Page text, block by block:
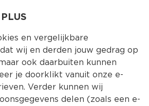
Kies jouw
Producten
en vergelijkbare
wij en derden jouw gedrag op
ook daarbuiten kunnen
je doorklikt vanuit onze e-
Verder kunnen wij
delen (zoals een e-